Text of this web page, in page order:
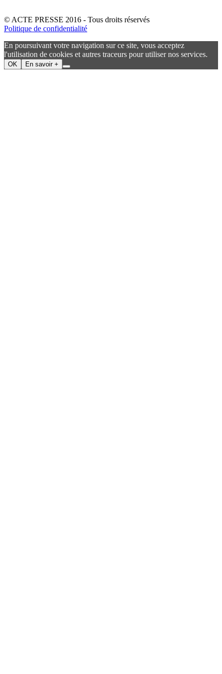
© ACTE PRESSE 2016 - Tous droits réservés
Politique de confidentialité
En poursuivant votre navigation sur ce site, vous acceptez
l'utilisation de cookies et autres traceurs pour utiliser nos services.
OK En savoir +